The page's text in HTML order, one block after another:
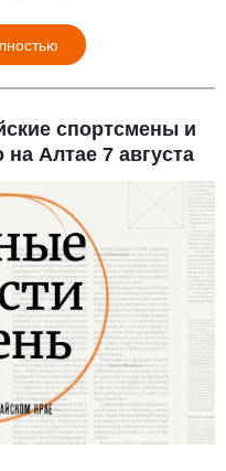
спортсмены и
Алтае 7 августа